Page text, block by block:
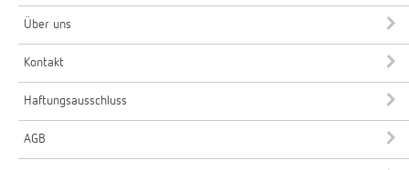
Über uns
Kontakt
Haftungsausschluss
AGB